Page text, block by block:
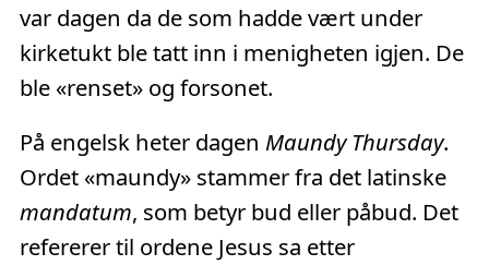
var dagen da de som hadde vært under
kirketukt ble tatt inn i menigheten igjen. De
ble «renset» og forsonet.
På engelsk heter dagen Maundy Thursday.
Ordet «maundy» stammer fra det latinske
mandatum, som betyr bud eller påbud. Det
refererer til ordene Jesus sa etter